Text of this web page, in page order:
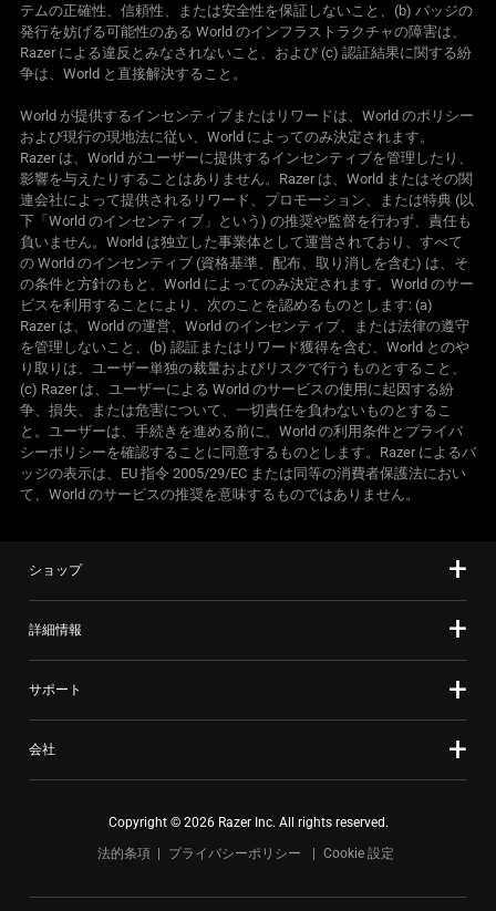
テムの正確性、信頼性、または安全性を保証しないこと、(b) バッジの
発行を妨げる可能性のある World のインフラストラクチャの障害は、
Razer による違反とみなされないこと、および (c) 認証結果に関する紛
争は、World と直接解決すること 。
World が提供するインセンティブまたはリワードは、World のポリシー
および現行の現地法に従い、World によってのみ決定されます。
Razer は、World がユーザーに提供するインセンティブを管理したり、
影響を与えたりすることはありません。Razer は、World またはその関
連会社によって提供されるリワード、プロモーション、または特典 (以
下「World のインセンティブ」という) の推奨や監督を行わず、責任も
負いません。World は独立した事業体として運営されており、すべて
の World のインセンティブ (資格基準、配布、取り消しを含む) は、そ
の条件と方針のもと、World によってのみ決定されます。World のサー
ビスを利用することにより、次のことを認めるものとします: (a)
Razer は、World の運営、World のインセンティブ、または法律の遵守
を管理しないこと、(b) 認証またはリワード獲得を含む、World とのや
り取りは、ユーザー単独の裁量およびリスクで行うものとすること、
(c) Razer は、ユーザーによる World のサービスの使用に起因する紛
争、損失、または危害について、一切責任を負わないものとするこ
と。ユーザーは、手続きを進める前に、World の利用条件とプライバ
シーポリシーを確認することに同意するものとします。Razer によるバ
ッジの表示は、EU 指令 2005/29/EC または同等の消費者保護法におい
て、World のサービスの推奨を意味するものではありま せん。
ショップ
詳細情報
サポート
会社
Copyright © 2026 Razer Inc. All rights reserved.
法的条項
プライバシーポリシー Cookie 設定